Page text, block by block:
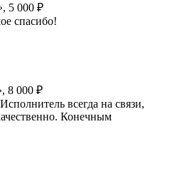
5 000 ₽
спасибо!
8 000 ₽
всегда на связи,
Конечным